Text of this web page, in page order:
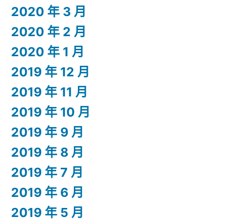
2020 年 3 月
2020 年 2 月
2020 年 1 月
2019 年 12 月
2019 年 11 月
2019 年 10 月
2019 年 9 月
2019 年 8 月
2019 年 7 月
2019 年 6 月
2019 年 5 月